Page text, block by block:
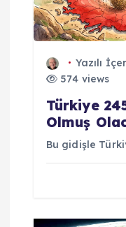
Yazılı
574 views
Türkiye
Olmuş
Bu gidişle